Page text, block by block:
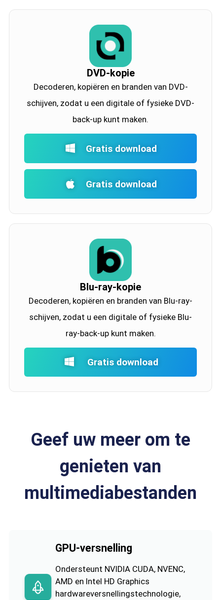
DVD-kopie
Decoderen, kopiëren en branden van DVD-
schijven, zodat u een digitale of fysieke DVD-
back-up kunt maken.
Gratis download
Gratis download
Blu-ray-kopie
Decoderen, kopiëren en branden van Blu-ray-
schijven, zodat u een digitale of fysieke Blu-
ray-back-up kunt maken.
Gratis download
Geef uw meer om te
genieten van
multimediabestanden
GPU-versnelling
Ondersteunt NVIDIA CUDA, NVENC,
AMD en Intel HD Graphics
hardwareversnellingstechnologie,